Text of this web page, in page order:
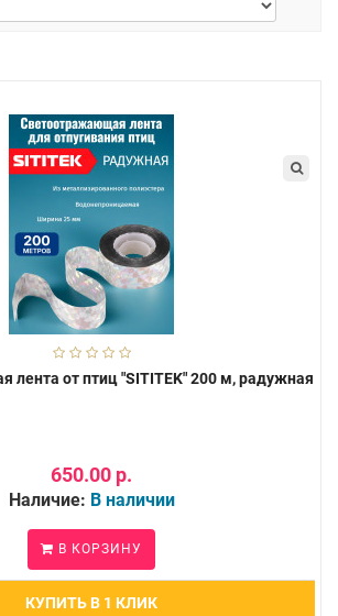
лента от птиц "SITITEK" 200 м, радужная
650.00 р.
Наличие: В наличии
В КОРЗИНУ
КУПИТЬ В 1 КЛИК